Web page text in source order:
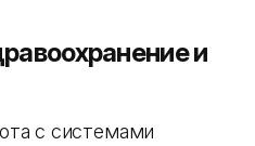
и
с системами